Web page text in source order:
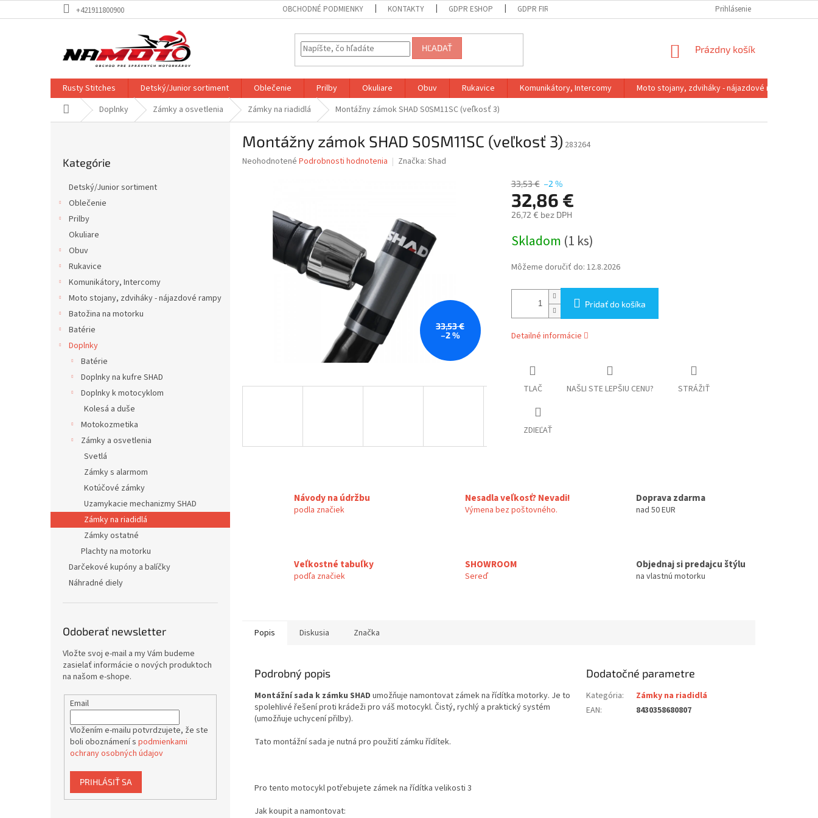
na
+421911800900 OBCHODNÉ PODMIENKY KONTAKTY GDPR ESHOP GDPR FIRMA VÝMENA VEĽKOSTI
Prihlásenie
HĽADAŤ
NÁKUPNÝ
Prázdny košík
Rusty Stitches Detský/Junior sortiment Oblečenie Prilby Okuliare Obuv Rukavice Komunikátory, Intercomy Moto stojany, zdviháky - nájazdové rampy
DomovDoplnky Zámky a osvetlenia Zámky na riadidlá Montážny zámok SHAD S0SM11SC (veľkosť 3)
kategórie
Kategórie
Detský/Junior sortiment
Oblečenie
Prilby
Okuliare
Obuv
Rukavice
Komunikátory, Intercomy
Moto stojany, zdviháky - nájazdové rampy
Batožina na motorku
Batérie
Doplnky
Batérie
Doplnky na kufre SHAD
Doplnky k motocyklom
Kolesá a duše
Motokozmetika
Zámky a osvetlenia
Svetlá
Zámky s alarmom
Kotúčové zámky
Uzamykacie mechanizmy SHAD
Zámky na riadidlá
Zámky ostatné
Plachty na motorku
Darčekové kupóny a balíčky
Náhradné diely
Odoberať newsletter
Vložte svoj e-mail a my Vám budeme
zasielať informácie o nových produktoch
na našom e-shope.
Email
Vložením e-mailu potvrdzujete, že ste
boli oboznámení s podmienkami
ochrany osobných údajov
PRIHLÁSIŤ SA
Montážny zámok SHAD S0SM11SC (veľkosť 3) 283264
Priemerné
hviezdičiek.
Neohodnotené Podrobnosti hodnotenia Značka: Shad
33,53 €
–2 %
33,53 € –2 %
32,86 €
26,72 € bez DPH
cena:
Skladom (1 ks)
Môžeme doručiť do: 12.8.2026
Pridať do košíka
Detailné informácie
TLAČ NAŠLI STE LEPŠIU CENU? STRÁŽIŤ
ZDIEĽAŤ
Návody na údržbu
podla značiek
Nesadla veľkosť? Nevadi!
Výmena bez poštovného.
Doprava zdarma
nad 50 EUR
Veľkostné tabuľky
podľa značiek
SHOWROOM
Sereď
Objednaj si predajcu štýlu
na vlastnú motorku
Popis Diskusia Značka
Podrobný popis
Montážní sada k zámku SHAD umožňuje namontovat zámek na řídítka motorky. Je to
spolehlivé řešení proti krádeži pro váš motocykl. Čistý, rychlý a praktický systém
(umožňuje uchycení přilby).
Tato montážní sada je nutná pro použití zámku řídítek.
Pro tento motocykl potřebujete zámek na řídítka velikosti 3
Jak koupit a namontovat:
Dodatočné parametre
Kategória:
Zámky na riadidlá
EAN: 8430358680807